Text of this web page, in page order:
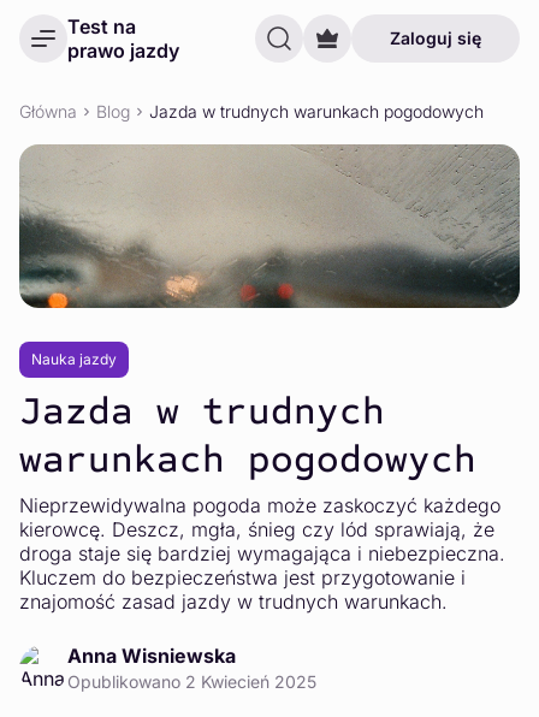
Test na
prawo jazdy
Zaloguj się
Główna Blog Jazda w trudnych warunkach pogodowych
Nauka jazdy
Jazda w trudnych
warunkach pogodowych
Nieprzewidywalna pogoda może zaskoczyć każdego
kierowcę. Deszcz, mgła, śnieg czy lód sprawiają, że
droga staje się bardziej wymagająca i niebezpieczna.
Kluczem do bezpieczeństwa jest przygotowanie i
znajomość zasad jazdy w trudnych warunkach.
Anna Wisniewska
Opublikowano 2 Kwiecień 2025